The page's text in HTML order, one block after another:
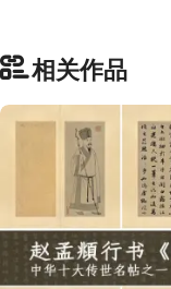
相关作品